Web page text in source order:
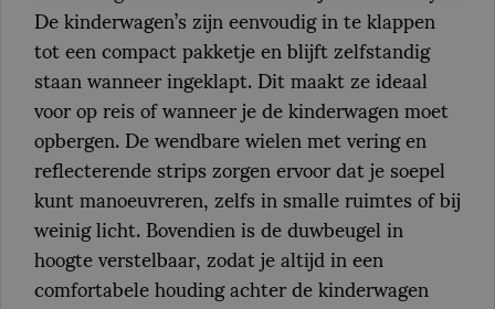
De kinderwagen’s zijn eenvoudig in te klappen
tot een compact pakketje en blijft zelfstandig
staan wanneer ingeklapt. Dit maakt ze ideaal
voor op reis of wanneer je de kinderwagen moet
opbergen. De wendbare wielen met vering en
reflecterende strips zorgen ervoor dat je soepel
kunt manoeuvreren, zelfs in smalle ruimtes of bij
weinig licht. Bovendien is de duwbeugel in
hoogte verstelbaar, zodat je altijd in een
comfortabele houding achter de kinderwagen